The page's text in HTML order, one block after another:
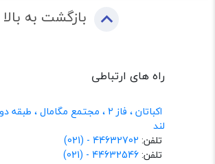
بازگشت به بالا
راه های ارتباطی
اکباتان ، فاز 2 ، مجتمع مگامال ،
لند
تلفن: 44632702 - (021)
تلفن:44632546 - (021)